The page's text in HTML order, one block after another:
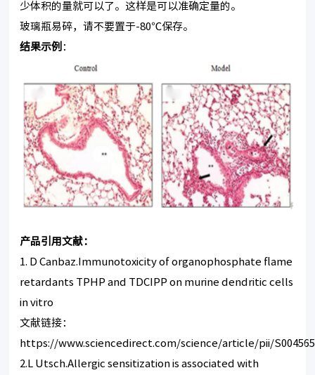
少体积的量就可以了。这样是可以准确定量的。
玻璃瓶易碎，请不要置于-80℃保存。
结果示例 ：
产品引用文献：
1. D Canbaz.Immunotoxicity of organophosphate flame
retardants TPHP and TDCIPP on murine dendritic cells
in vitro
文献链接：
https://www.sciencedirect.com/science/article/pii/
2.L Utsch.Allergic sensitization is associated with